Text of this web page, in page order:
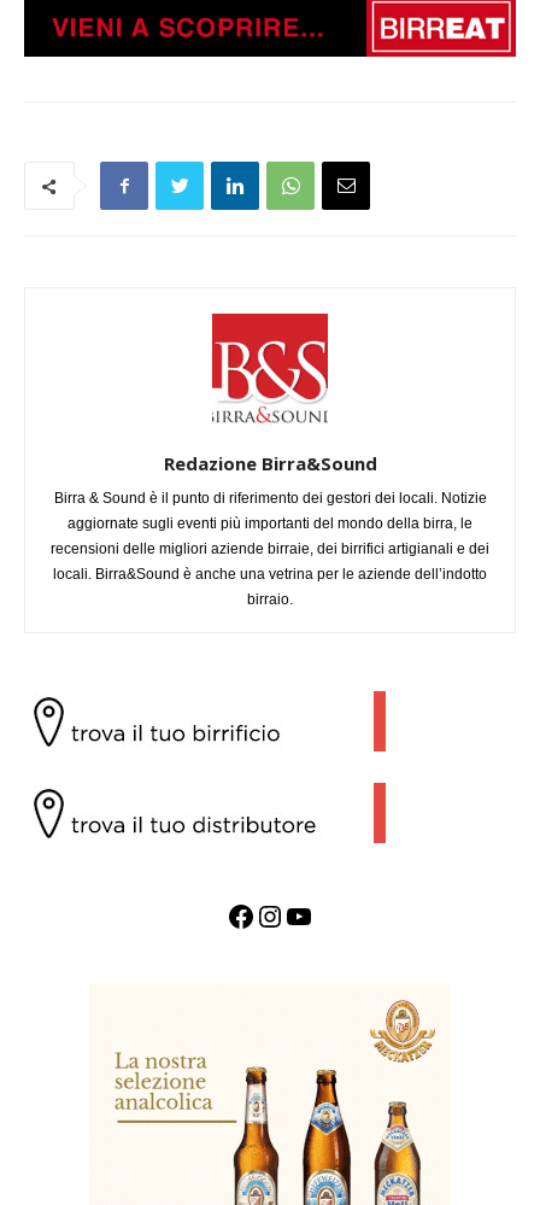
Redazione Birra&Sound
Birra & Sound è il punto di riferimento dei gestori dei locali. Notizie
aggiornate sugli eventi più importanti del mondo della birra, le
recensioni delle migliori aziende birraie, dei birrifici artigianali e dei
locali. Birra&Sound è anche una vetrina per le aziende dell’indotto
birraio.
Facebook InstagramYouTube